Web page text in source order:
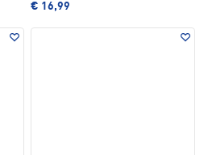
€ 16,99